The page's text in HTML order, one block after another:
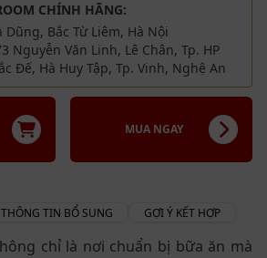
CHÍNH HÃNG:
Dũng, Bắc Từ Liêm, Hà Nội
Nguyễn Văn Linh, Lê Chân, Tp. HP
Đế, Hà Huy Tập, Tp. Vinh, Nghệ An
MUA NGAY
THÔNG TIN BỔ SUNG GỢI Ý KẾT HỢP
chỉ là nơi chuẩn bị bữa ăn mà